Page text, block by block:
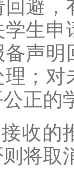
避
生
声
；
正的
收的
将取